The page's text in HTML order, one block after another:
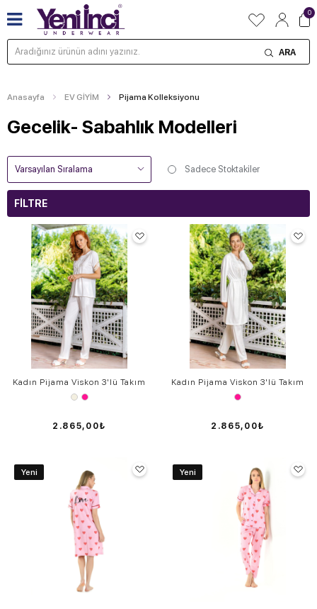
0
ARA
Anasayfa EV GİYİM Pijama Kolleksiyonu
Gecelik- Sabahlık Modelleri
Sadece Stoktakiler
FILTRE
Kadın Pijama Viskon 3'lü Takım
2.865,00₺
Kadın Pijama Viskon 3'lü Takım
2.865,00₺
Yeni Yeni